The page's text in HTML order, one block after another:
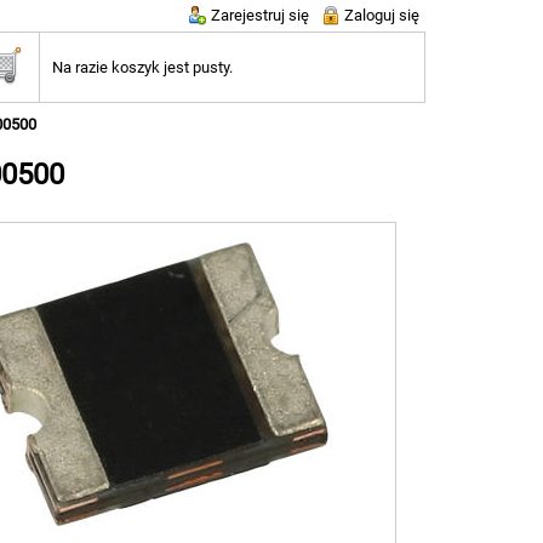
Zarejestruj się Zaloguj się
Na razie koszyk jest pusty.